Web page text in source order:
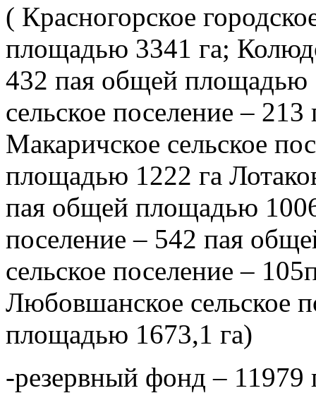
( Красногорское
площадью 3341 га;
432 пая общей площадью
сельское поселение –
Макаричское сельское
площадью 1222 га
пая общей площадью 1006
поселение – 542 пая
сельское поселение –
Любовшанское сельское
площадью 1673,1 га)
-резервный фонд – 11979